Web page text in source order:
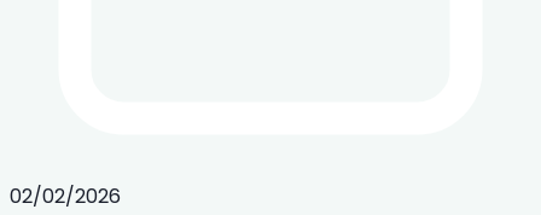
02/02/2026